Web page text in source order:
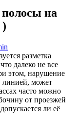
на
)
разметка
далеко не все
этом, нарушение
линией, может
часто можно
от проезжей
ли её